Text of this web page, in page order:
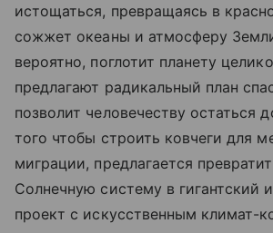
истощаться, превращаясь в
сожжет океаны и атмосферу
вероятно, поглотит планету
предлагают радикальный план
позволит человечеству остаться
того чтобы строить ковчеги для
миграции, предлагается
Солнечную систему в гигантский
проект с искусственным климат-